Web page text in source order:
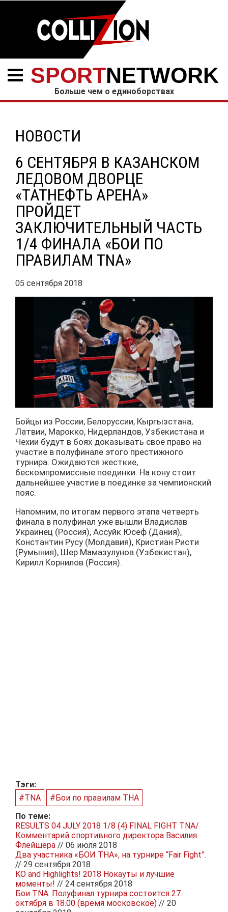
SPORTNETWORK
Больше чем о единоборствах
НОВОСТИ
6 СЕНТЯБРЯ В КАЗАНСКОМ
ЛЕДОВОМ ДВОРЦЕ
«ТАТНЕФТЬ АРЕНА»
ПРОЙДЕТ
ЗАКЛЮЧИТЕЛЬНЫЙ ЧАСТЬ
1/4 ФИНАЛА «БОИ ПО
ПРАВИЛАМ TNA»
05 сентября 2018
Бойцы из России, Белоруссии, Кыргызстана,
Латвии, Марокко, Нидерландов, Узбекистана и
Чехии будут в боях доказывать свое право на
участие в полуфинале этого престижного
турнира. Ожидаются жесткие,
бескомпромиссные поединки. На кону стоит
дальнейшее участие в поединке за чемпионский
пояс.
Напомним, по итогам первого этапа четверть
финала в полуфинал уже вышли Владислав
Украинец (Россия), Ассуйк Юсеф (Дания),
Константин Русу (Молдавия), Кристиан Ристи
(Румыния), Шер Мамазулунов (Узбекистан),
Кирилл Корнилов (Россия).
Тэги:
#TNA
#Бои по правилам ТНА
По теме:
RESULTS 04 JULY 2018 1/8 (4) FINAL FIGHT TNA/
Комментарий спортивного директора Василия
Флейшера // 06 июля 2018
Два участника «БОИ ТНА», на турнире “Fair Fight”.
// 29 сентября 2018
KO and Highlights! 2018 Нокауты и лучшие
моменты! // 24 сентября 2018
Бои TNA. Полуфинал турнира состоится 27
октября в 18.00 (время московское) // 20